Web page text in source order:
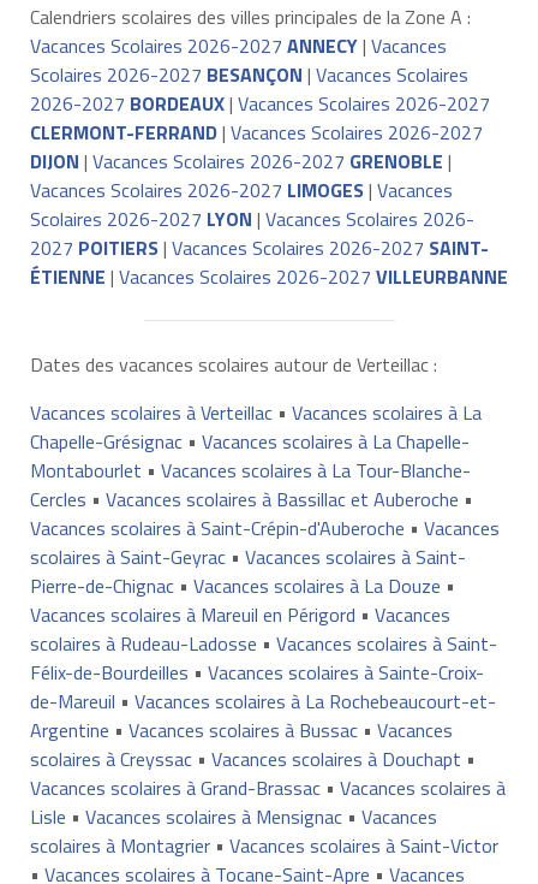
Calendriers scolaires des villes principales de la Zone A :
Vacances Scolaires 2026-2027 ANNECY| Vacances
Scolaires 2026-2027 BESANÇON | Vacances Scolaires
2026-2027 BORDEAUX| Vacances Scolaires 2026-2027
CLERMONT-FERRAND| Vacances Scolaires 2026-2027
DIJON | Vacances Scolaires 2026-2027 GRENOBLE |
Vacances Scolaires 2026-2027 LIMOGES| Vacances
Scolaires 2026-2027 LYON | Vacances Scolaires 2026-
2027 POITIERS| Vacances Scolaires 2026-2027 SAINT-
ÉTIENNE | Vacances Scolaires 2026-2027 VILLEURBANNE
Dates des vacances scolaires autour de Verteillac :
Vacances scolaires à Verteillac• Vacances scolaires à La
Chapelle-Grésignac• Vacances scolaires à La Chapelle-
Montabourlet • Vacances scolaires à La Tour-Blanche-
Cercles • Vacances scolaires à Bassillac et Auberoche •
Vacances scolaires à Saint-Crépin-d'Auberoche • Vacances
scolaires à Saint-Geyrac• Vacances scolaires à Saint-
Pierre-de-Chignac• Vacances scolaires à La Douze •
Vacances scolaires à Mareuil en Périgord • Vacances
scolaires à Rudeau-Ladosse • Vacances scolaires à Saint-
Félix-de-Bourdeilles • Vacances scolaires à Sainte-Croix-
de-Mareuil • Vacances scolaires à La Rochebeaucourt-et-
Argentine • Vacances scolaires à Bussac• Vacances
scolaires à Creyssac• Vacances scolaires à Douchapt •
Vacances scolaires à Grand-Brassac• Vacances scolaires à
Lisle • Vacances scolaires à Mensignac• Vacances
scolaires à Montagrier• Vacances scolaires à Saint-Victor
• Vacances scolaires à Tocane-Saint-Apre • Vacances